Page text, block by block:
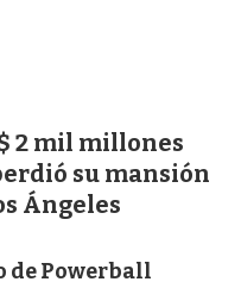
2 mil millones
su mansión
Ángeles
de Powerball